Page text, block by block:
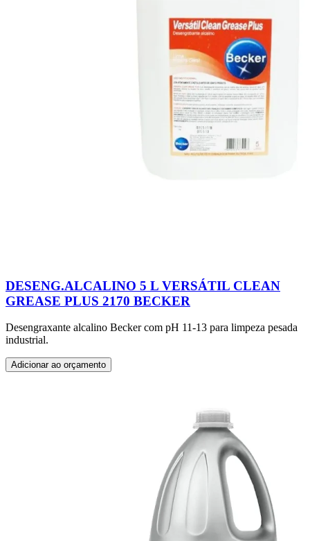
DESENG.ALCALINO 5 L VERSÁTIL CLEAN
GREASE PLUS 2170 BECKER
Desengraxante alcalino Becker com pH 11-13 para limpeza pesada
industrial.
Adicionar ao orçamento